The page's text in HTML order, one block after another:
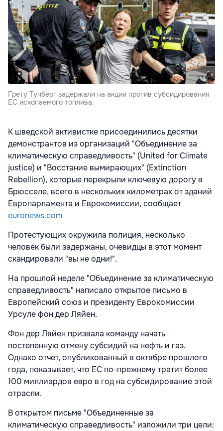
Грету Тунберг задержали на акции против субсидирования
ЕС ископаемого топлива.
К шведской активистке присоединились десятки
демонстрантов из организаций "Объединение за
климатическую справедливость" (United for Climate
justice) и "Восстание вымирающих" (Extinction
Rebellion), которые перекрыли ключевую дорогу в
Брюсселе, всего в нескольких километрах от зданий
Европарламента и Еврокомиссии, сообщает
euronews.com
Протестующих окружила полиция, несколько
человек были задержаны, очевидцы в этот момент
скандировали "вы не одни!".
На прошлой неделе "Объединение за климатическую
справедливость" написало открытое письмо в
Европейский союз и президенту Еврокомиссии
Урсуле фон дер Ляйен.
Фон дер Ляйен призвала команду начать
постепенную отмену субсидий на нефть и газ.
Однако отчет, опубликованный в октябре прошлого
года, показывает, что ЕС по-прежнему тратит более
100 миллиардов евро в год на субсидирование этой
отрасли.
В открытом письме "Объединенные за
климатическую справедливость" изложили три цели: